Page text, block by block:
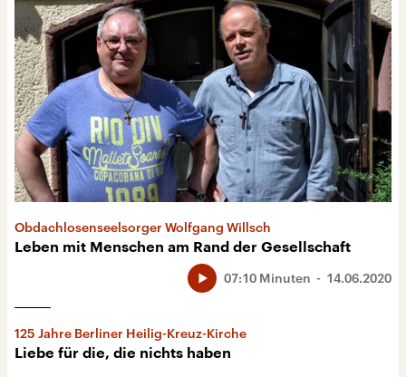
Obdachlosenseelsorger Wolfgang Willsch
Leben mit Menschen am Rand der Gesellschaft
14.06.2020
07:10 Minuten
125 Jahre Berliner Heilig-Kreuz-Kirche
Liebe für die, die nichts haben